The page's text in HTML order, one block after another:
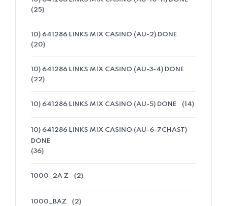
(25)
10) 641286 LINKS MIX CASINO (AU-2) DONE
(20)
10) 641286 LINKS MIX CASINO (AU-3-4) DONE
(22)
10) 641286 LINKS MIX CASINO (AU-5) DONE (14)
10) 641286 LINKS MIX CASINO (AU-6-7CHAST)
DONE
(36)
1000_2A Z (2)
1000_BAZ (2)